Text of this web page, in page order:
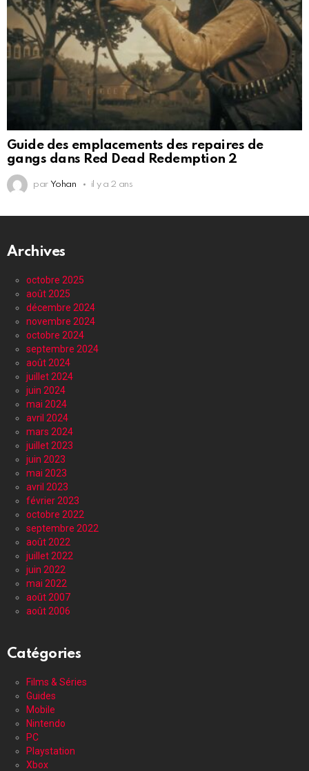
Guide des emplacements des repaires de
gangs dans Red Dead Redemption 2
par Yohan il y a 2 ans
Archives
octobre 2025
août 2025
décembre 2024
novembre 2024
octobre 2024
septembre 2024
août 2024
juillet 2024
juin 2024
mai 2024
avril 2024
mars 2024
juillet 2023
juin 2023
mai 2023
avril 2023
février 2023
octobre 2022
septembre 2022
août 2022
juillet 2022
juin 2022
mai 2022
août 2007
août 2006
Catégories
Films & Séries
Guides
Mobile
Nintendo
PC
Playstation
Xbox